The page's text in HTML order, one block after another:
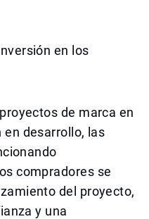
en los
de marca en
en desarrollo, las
compradores se
del proyecto,
y una